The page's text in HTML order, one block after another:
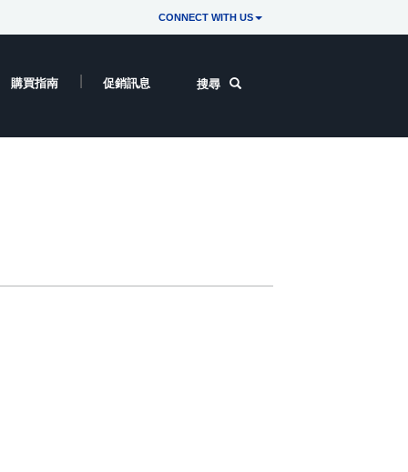
CONNECT WITH US
購買指南 促銷訊息 搜尋